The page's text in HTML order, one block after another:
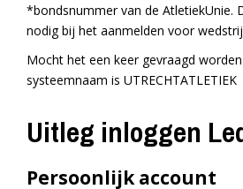
*bondsnummer van de AtletiekUnie.
nodig bij het aanmelden voor
Mocht het een keer gevraagd
systeemnaam is UTRECHTATLETIEK
Uitleg inloggen
Persoonlijk account